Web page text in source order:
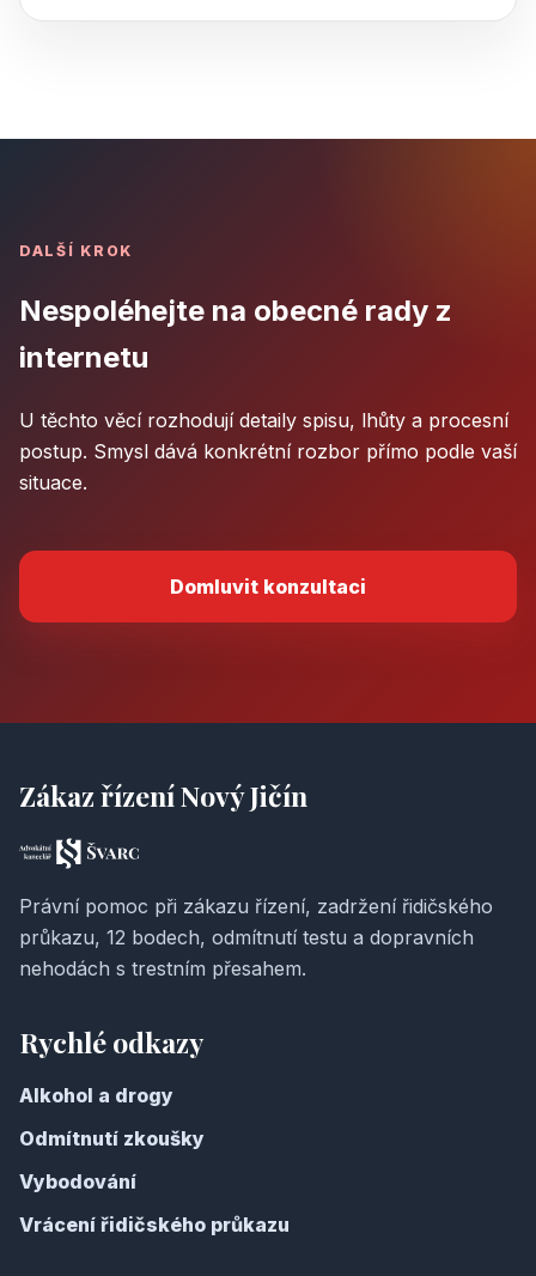
DALŠÍ KROK
Nespoléhejte na obecné rady z
internetu
U těchto věcí rozhodují detaily spisu, lhůty a procesní
postup. Smysl dává konkrétní rozbor přímo podle vaší
situace.
Domluvit konzultaci
Zákaz řízení Nový Jičín
Právní pomoc při zákazu řízení, zadržení řidičského
průkazu, 12 bodech, odmítnutí testu a dopravních
nehodách s trestním přesahem.
Rychlé odkazy
Alkohol a drogy
Odmítnutí zkoušky
Vybodování
Vrácení řidičského průkazu